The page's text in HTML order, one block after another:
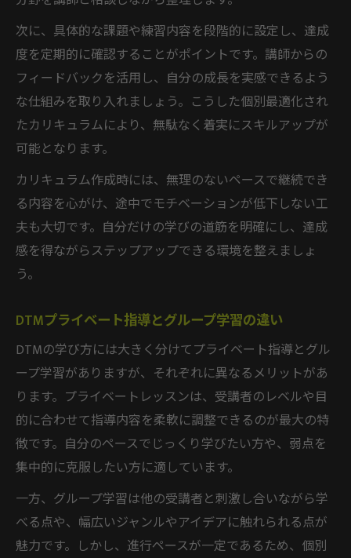
次に、具体的な課題や練習内容を段階的に設定し、達成
度を定期的に確認することがポイントです。講師からの
フィードバックを活用し、自分の成長を実感できるよう
な仕組みを取り入れましょう。こうした個別最適化され
たカリキュラムにより、無駄なく着実にスキルアップが
可能となります。
カリキュラム作成時には、無理のないペースで継続でき
る内容を心がけ、途中でモチベーションが低下しない工
夫も大切です。自分だけの学びの道筋を明確にし、達成
感を得ながらステップアップできる環境を整えましょ
う。
DTMプライベート指導とグループ学習の違い
DTMの学び方には大きく分けてプライベート指導とグル
ープ学習がありますが、それぞれに異なるメリットがあ
ります。プライベートレッスンは、受講者のレベルや目
的に合わせて指導内容を柔軟に調整できるのが最大の特
徴です。自分のペースでじっくり学びたい方や、弱点を
集中的に克服したい方に適しています。
一方、グループ学習は他の受講者と刺激し合いながら学
べる点や、幅広いジャンルやアイデアに触れられる点が
魅力です。しかし、進行ペースが一定であるため、個別